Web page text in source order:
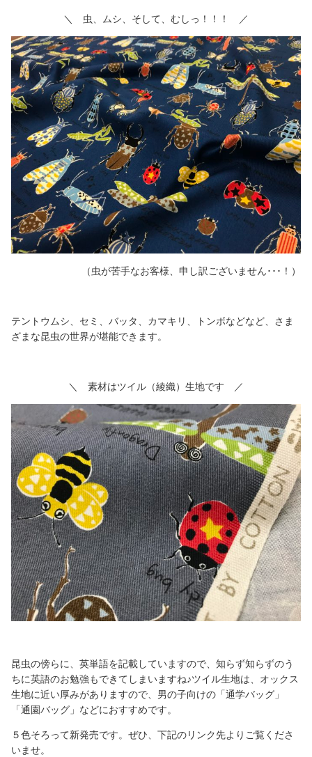
＼ 虫、ムシ、そして、むしっ！！！ ／
（虫が苦手なお客様、申し訳ございません･･･！）
テントウムシ、セミ、バッタ、カマキリ、トンボなどなど、さま
ざまな昆虫の世界が堪能できます。
＼ 素材はツイル（綾織）生地です ／
昆虫の傍らに、英単語を記載していますので、知らず知らずのう
ちに英語のお勉強もできてしまいますね♪ツイル生地は、オックス
生地に近い厚みがありますので、男の子向けの「通学バッグ」
「通園バッグ」などにおすすめです。
５色そろって新発売です。ぜひ、下記のリンク先よりご覧くださ
いませ。